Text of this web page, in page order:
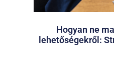
Hogyan ne
lehetőségekről: